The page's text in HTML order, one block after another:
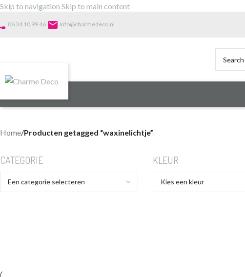
Skip to navigation Skip to main content
06 34 10 99 46 email info@charmedeco.nl
Home/Producten getagged “waxinelichtje”
CATEGORIE KLEUR